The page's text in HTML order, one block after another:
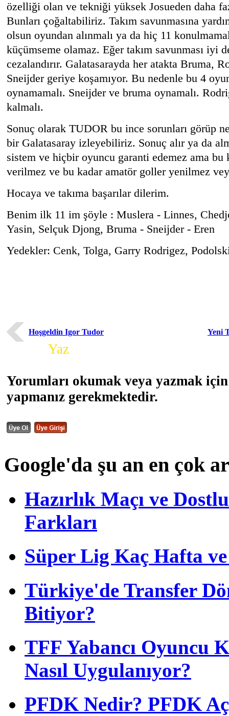
özelliği olan ve tekniği yüksek Josueden daha
Bunları çoğaltabiliriz. Takım savunmasına
olsun oyundan alınmalı ya da hiç 11
küçümseme olamaz. Eğer takım savunması iyi
cezalandırır. Galatasarayda her atakta Bruma,
Sneijder geriye koşamıyor. Bu nedenle bu 4
oynamamalı. Sneijder ve bruma oynamalı.
kalmalı.
Sonuç olarak TUDOR bu ince sorunları görüp
bir Galatasaray izleyebiliriz. Sonuç alır ya da
sistem ve hiçbir oyuncu garanti edemez ama bu
verilmez ve bu kadar amatör goller yenilmez
Hocaya ve takıma başarılar dilerim.
Benim ilk 11 im şöyle : Muslera - Linnes,
Yasin, Selçuk Djong, Bruma - Sneijder - Eren
Yedekler: Cenk, Tolga, Garry Rodrigez,
Hoşgeldin Igor Tudor Yeni
Yaz
Yorumları okumak veya yazmak
yapmanız gerekmektedir.
Google'da şu an en çok
Hazırlık Maçı ve
Farkları
Süper Lig Kaç Hafta
Türkiye'de Transfer
Bitiyor?
TFF Yabancı Oyuncu
Nasıl Uygulanıyor?
PFDK Nedir? PFDK